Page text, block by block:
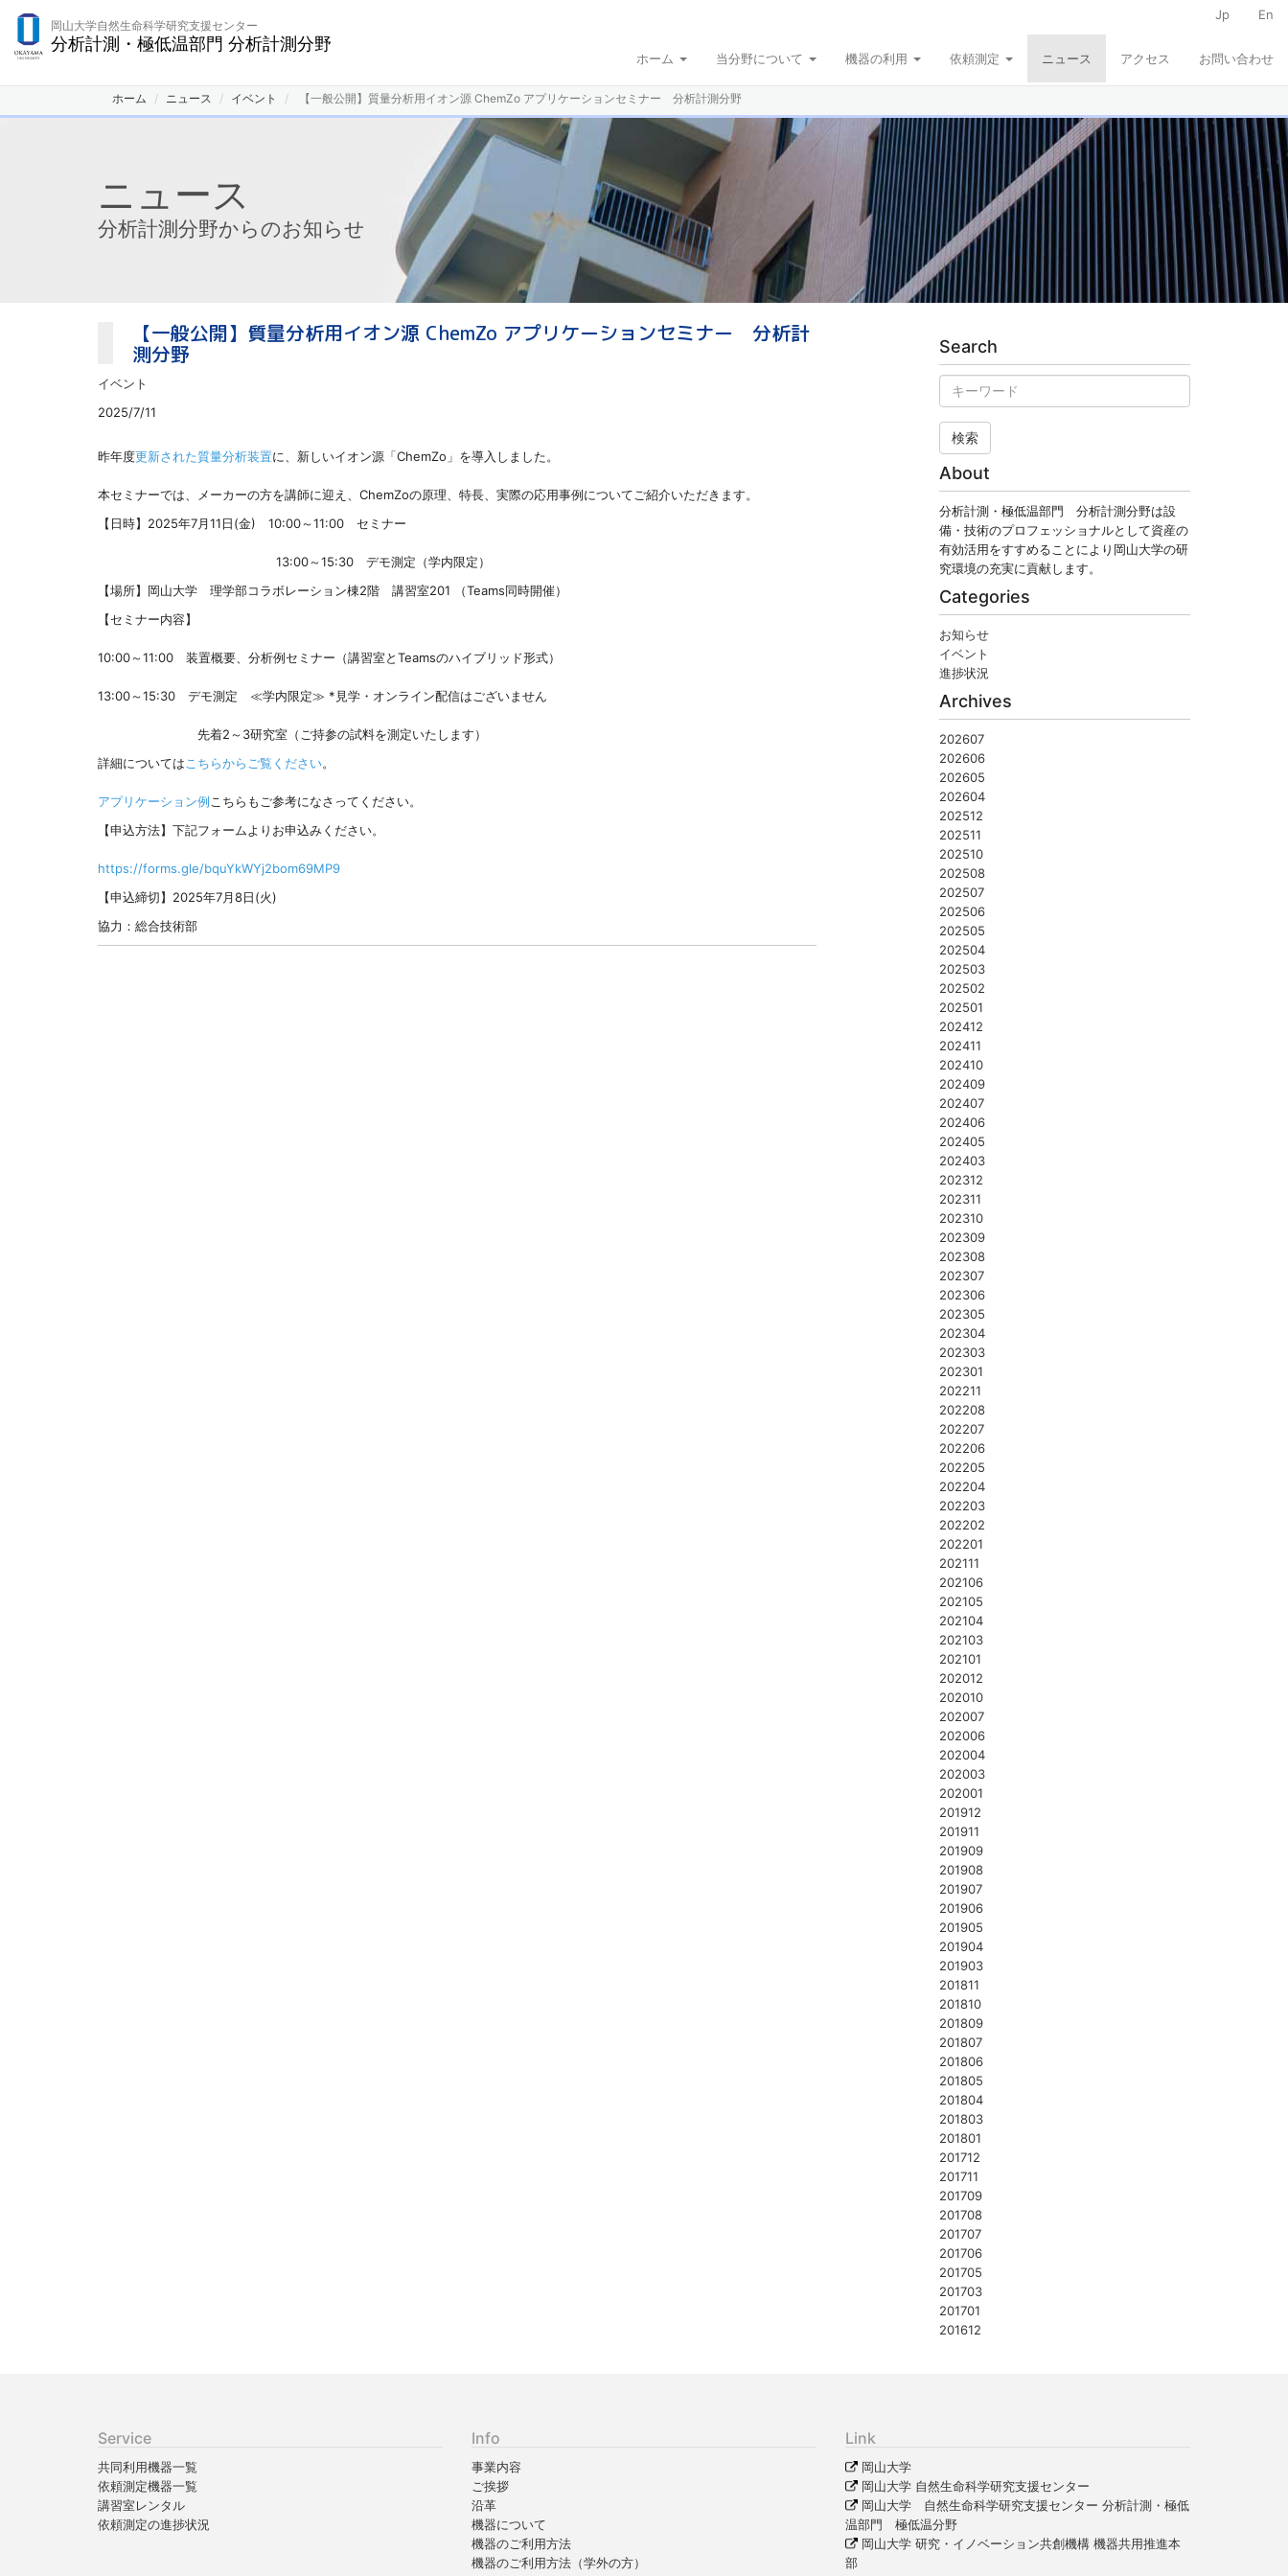
岡山大学自然生命科学研究支援センター
分析計測・極低温部門 分析計測分野
Jp En
ホーム 当分野について 機器の利用 依頼測定 ニュース アクセス お問い合わせ
ホーム ニュース イベント 【一般公開】質量分析用イオン源 ChemZo アプリケーションセミナー 分析計測分野
ニュース
分析計測分野からのお知らせ
【一般公開】質量分析用イオン源 ChemZo アプリケーションセミナー 分析計
測分野
イベント
2025/7/11
昨年度更新された質量分析装置に、新しいイオン源「ChemZo」を導入しました。
本セミナーでは、メーカーの方を講師に迎え、ChemZoの原理、特長、実際の応用事例についてご紹介いただきます。
【日時】2025年7月11日(金) 10:00～11:00 セミナー
13:00～15:30 デモ測定（学内限定）
【場所】岡山大学 理学部コラボレーション棟2階 講習室201 （Teams同時開催）
【セミナー内容】
10:00～11:00 装置概要、分析例セミナー（講習室とTeamsのハイブリッド形式）
13:00～15:30 デモ測定 ≪学内限定≫ *見学・オンライン配信はございません
先着2～3研究室（ご持参の試料を測定いたします）
詳細については こちらからご覧ください。
アプリケーション例 こちらもご参考になさってください。
【申込方法】下記フォームよりお申込みください。
https://forms.gle/bquYkWYj2bom69MP9
【申込締切】2025年7月8日(火)
協力：総合技術部
Search
検索
About
分析計測・極低温部門 分析計測分野は設
備・技術のプロフェッショナルとして資産の
有効活用をすすめることにより岡山大学の研
究環境の充実に貢献します。
Categories
お知らせ
イベント
進捗状況
Archives
202607
202606
202605
202604
202512
202511
202510
202508
202507
202506
202505
202504
202503
202502
202501
202412
202411
202410
202409
202407
202406
202405
202403
202312
202311
202310
202309
202308
202307
202306
202305
202304
202303
202301
202211
202208
202207
202206
202205
202204
202203
202202
202201
202111
202106
202105
202104
202103
202101
202012
202010
202007
202006
202004
202003
202001
201912
201911
201909
201908
201907
201906
201905
201904
201903
201811
201810
201809
201807
201806
201805
201804
201803
201801
201712
201711
201709
201708
201707
201706
201705
201703
201701
201612
Service
共同利用機器一覧
依頼測定機器一覧
講習室レンタル
依頼測定の進捗状況
Info
事業内容
ご挨拶
沿革
機器について
機器のご利用方法
機器のご利用方法（学外の方）
Link
岡山大学
岡山大学 自然生命科学研究支援センター
岡山大学 自然生命科学研究支援センター 分析計測・極低
温部門 極低温分野
岡山大学 研究・イノベーション共創機構 機器共用推進本
部